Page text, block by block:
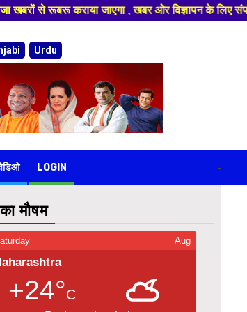
के लिए संपर्क करे 9974940324 8955950335
Urdu
LOGIN -
मौषम
Aug
+24°C